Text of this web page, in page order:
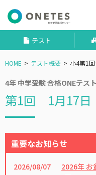
テスト
HOME テスト概要 小4第1
4年 中学受験 合格ONEテスト
第1回 1月17日
重要なお知らせ
2026/08/07 2026年 お